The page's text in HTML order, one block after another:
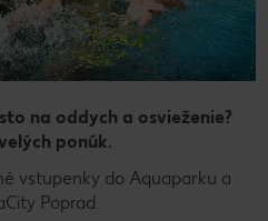
na oddych a osvieženie?
ponúk.
vstupenky do Aquaparku a
Poprad.